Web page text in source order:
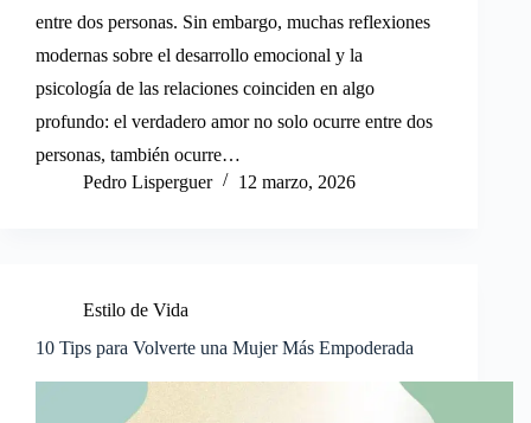
entre dos personas. Sin embargo, muchas reflexiones
modernas sobre el desarrollo emocional y la
psicología de las relaciones coinciden en algo
profundo: el verdadero amor no solo ocurre entre dos
personas, también ocurre…
Pedro Lisperguer
12 marzo, 2026
Estilo de Vida
10 Tips para Volverte una Mujer Más Empoderada